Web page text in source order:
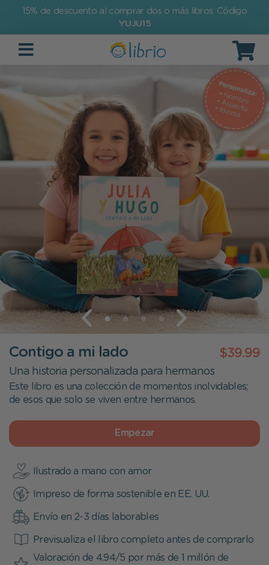
15% de descuento al comprar dos o más libros. Código
YUJU15
Contigo a mi lado $39.99
Una historia personalizada para hermanos
Este libro es una colección de momentos inolvidables;
de esos que solo se viven entre hermanos.
Ilustrado a mano con amor
Impreso de forma sostenible en EE. UU.
Envío en 2-3 días laborables
Previsualiza el libro completo antes de comprarlo
Valoración de 4.94/5 por más de 1 millón de
Empezar